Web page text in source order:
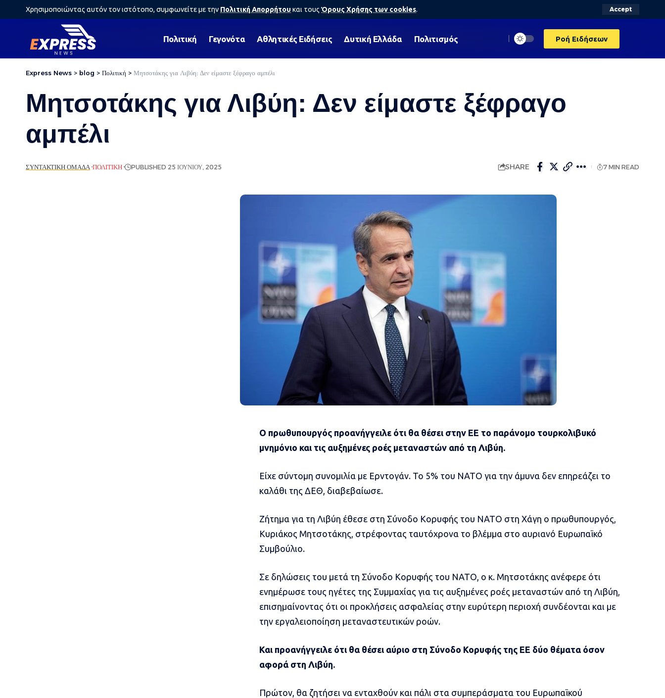
Χρησιμοποιώντας αυτόν τον ιστότοπο, συμφωνείτε με την Πολιτική Απορρήτου και τους Όρους Χρήσης των cookies. Accept
Πολιτική Γεγονότα Αθλητικές Ειδήσεις Δυτική Ελλάδα Πολιτισμός Ροή Ειδήσεων
Express News > blog > Πολιτική > Μητσοτάκης για Λιβύη: Δεν είμαστε ξέφραγο αμπέλι
Μητσοτάκης για Λιβύη: Δεν είμαστε ξέφραγο
αμπέλι
ΣΥΝΤΑΚΤΙΚΉ ΟΜΆΔΑ ΠΟΛΙΤΙΚΉ PUBLISHED 25 ΙΟΥΝΊΟΥ, 2025 SHARE 7 MIN READ
Ο πρωθυπουργός προανήγγειλε ότι θα θέσει στην ΕΕ το παράνομο τουρκολιβυκό
μνημόνιο και τις αυξημένες ροές μεταναστών από τη Λιβύη.
Είχε σύντομη συνομιλία με Ερντογάν. Το 5% του ΝΑΤΟ για την άμυνα δεν επηρεάζει το
καλάθι της ΔΕΘ, διαβεβαίωσε.
Ζήτημα για τη Λιβύη έθεσε στη Σύνοδο Κορυφής του ΝΑΤΟ στη Χάγη ο πρωθυπουργός,
Κυριάκος Μητσοτάκης, στρέφοντας ταυτόχρονα το βλέμμα στο αυριανό Ευρωπαϊκό
Συμβούλιο.
Σε δηλώσεις του μετά τη Σύνοδο Κορυφής του ΝΑΤΟ, ο κ. Μητσοτάκης ανέφερε ότι
ενημέρωσε τους ηγέτες της Συμμαχίας για τις αυξημένες ροές μεταναστών από τη Λιβύη,
επισημαίνοντας ότι οι προκλήσεις ασφαλείας στην ευρύτερη περιοχή συνδέονται και με
την εργαλειοποίηση μεταναστευτικών ροών.
Και προανήγγειλε ότι θα θέσει αύριο στη Σύνοδο Κορυφής της ΕΕ δύο θέματα όσον
αφορά στη Λιβύη.
Πρώτον, θα ζητήσει να ενταχθούν και πάλι στα συμπεράσματα του Ευρωπαϊκού